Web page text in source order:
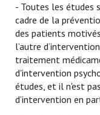
- Toutes les études
cadre de la
des patients
l’autre
traitement
d'intervention
études, et il n'est
d’intervention en